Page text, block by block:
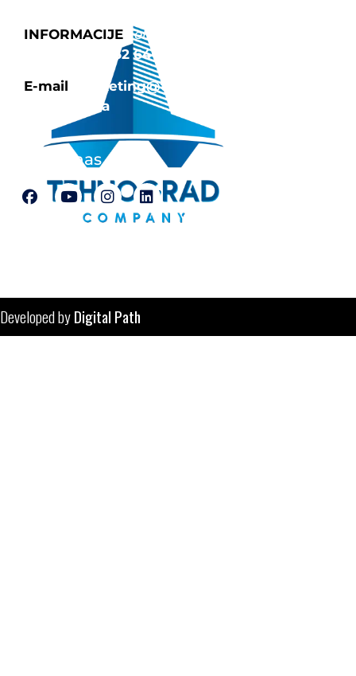
INFORMACIJE Tel: 035/252-642
387 35 252 640
E-mail
marketing@tehnograd-
company.ba
Pratite nas
Developed byDigital Path